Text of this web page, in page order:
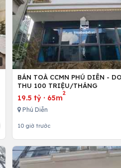
BÁN TOÀ CCMN PHÚ DIỄN -
THU 100 TRIỆU/THÁNG
19.5 tỷ· 65m
2
Phú Diễn
10 giờ trước